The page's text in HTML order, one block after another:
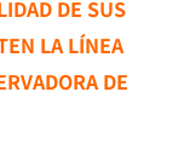
DE SUS
LA LÍNEA
DE